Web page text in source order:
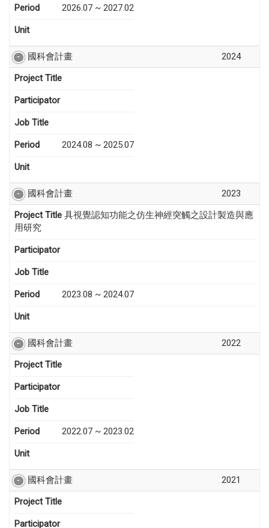
Period 2026.07 ~ 2027.02
Unit
國科會計畫
2024
Project Title
Participator
Job Title
Period 2024.08 ~ 2025.07
Unit
國科會計畫
2023
Project Title 具視覺認知功能之仿生神經突觸之設計製造與應
用研究
Participator
Job Title
Period 2023.08 ~ 2024.07
Unit
國科會計畫
2022
Project Title
Participator
Job Title
Period 2022.07 ~ 2023.02
Unit
國科會計畫
2021
Project Title
Participator